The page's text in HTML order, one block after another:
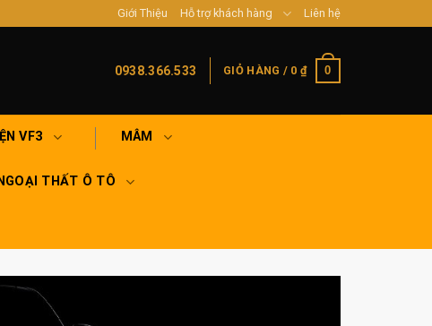
Giới Thiệu Hỗ trợ khách hàng Liên hệ
0938.366.533 GIỎ HÀNG / 0 ₫ 0
VF3 MÂM
NGOẠI THẤT Ô TÔ